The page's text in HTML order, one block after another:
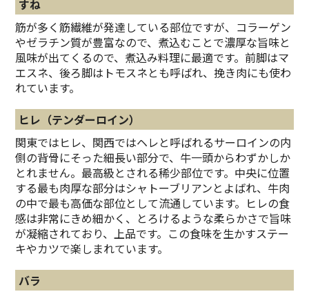
すね
筋が多く筋繊維が発達している部位ですが、コラーゲン
やゼラチン質が豊富なので、煮込むことで濃厚な旨味と
風味が出てくるので、煮込み料理に最適です。前脚はマ
エスネ、後ろ脚はトモスネとも呼ばれ、挽き肉にも使わ
れています。
ヒレ（テンダーロイン）
関東ではヒレ、関西ではヘレと呼ばれるサーロインの内
側の背骨にそった細長い部分で、牛一頭からわずかしか
とれません。最高級とされる稀少部位です。中央に位置
する最も肉厚な部分はシャトーブリアンとよばれ、牛肉
の中で最も高価な部位として流通しています。ヒレの食
感は非常にきめ細かく、とろけるような柔らかさで旨味
が凝縮されており、上品です。この食味を生かすステー
キやカツで楽しまれています。
バラ